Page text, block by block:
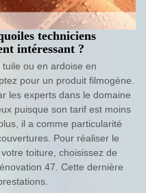
techniciens
intéressant ?
ou en ardoise en
pour un produit filmogène.
les experts dans le domaine
puisque son tarif est moins
il a comme particularité
Pour réaliser le
toiture, choisissez de
47. Cette dernière